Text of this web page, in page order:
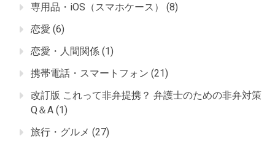
専用品・iOS（スマホケース）
(8)
恋愛 (6)
恋愛・人間関係 (1)
携帯電話・スマートフォン (21)
改訂版 これって非弁提携？ 弁護士のための非弁対策
Q＆A (1)
旅行・グルメ (27)